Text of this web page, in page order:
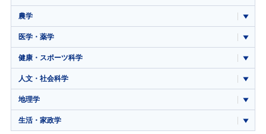
農学
医学・薬学
健康・スポーツ科学
人文・社会科学
地理学
生活・家政学